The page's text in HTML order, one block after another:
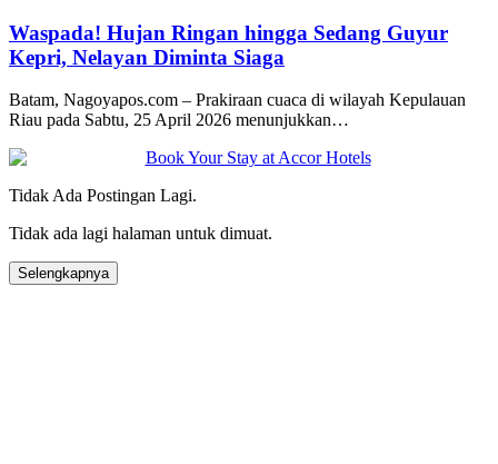
Waspada! Hujan Ringan hingga Sedang Guyur
Kepri, Nelayan Diminta Siaga
Batam, Nagoyapos.com – Prakiraan cuaca di wilayah Kepulauan
Riau pada Sabtu, 25 April 2026 menunjukkan…
Tidak Ada Postingan Lagi.
Tidak ada lagi halaman untuk dimuat.
Selengkapnya